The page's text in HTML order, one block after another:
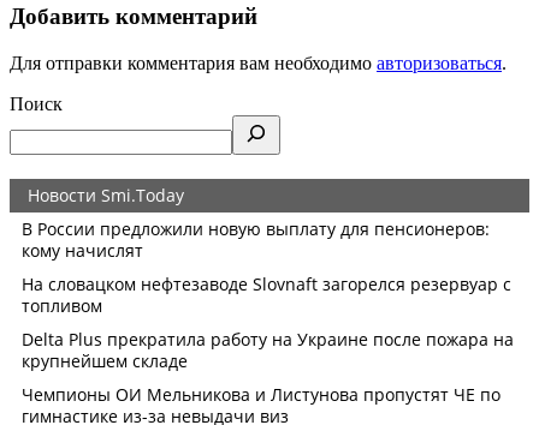
Добавить комментарий
Для отправки комментария вам необходимо авторизоваться.
Поиск